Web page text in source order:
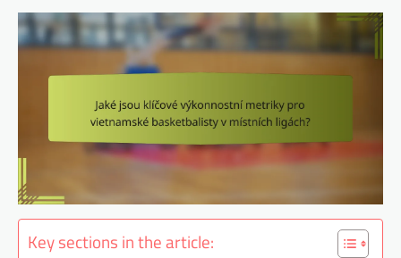
Key sections in the article: